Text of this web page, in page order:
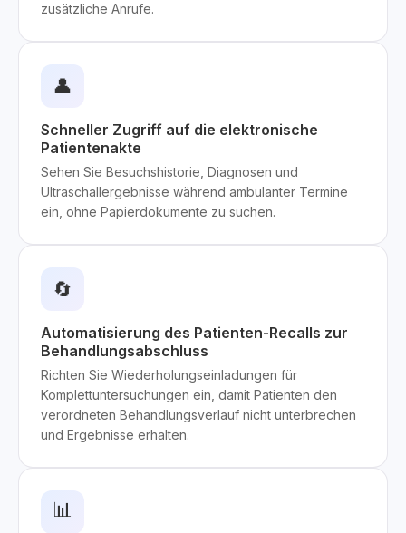
zusätzliche Anrufe.
👤
Schneller Zugriff auf die elektronische
Patientenakte
Sehen Sie Besuchshistorie, Diagnosen und
Ultraschallergebnisse während ambulanter Termine
ein, ohne Papierdokumente zu suchen.
🔄
Automatisierung des Patienten-Recalls zur
Behandlungsabschluss
Richten Sie Wiederholungseinladungen für
Komplettuntersuchungen ein, damit Patienten den
verordneten Behandlungsverlauf nicht unterbrechen
und Ergebnisse erhalten.
📊